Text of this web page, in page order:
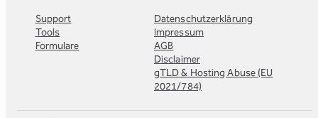
Support
Tools
Formulare
Datenschutzerklärung
Impressum
AGB
Disclaimer
gTLD & Hosting Abuse (EU
2021/784)